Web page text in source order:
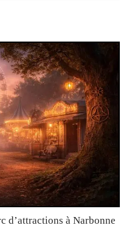
d’attractions à Narbonne